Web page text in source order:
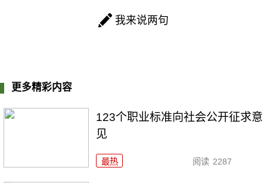
我来说两句
更多精彩内容
123个职业标准向社会公开征求意
见
最热 阅读 2287